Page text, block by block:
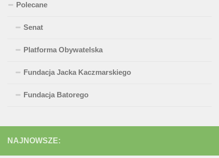
Polecane
Senat
Platforma Obywatelska
Fundacja Jacka Kaczmarskiego
Fundacja Batorego
NAJNOWSZE: